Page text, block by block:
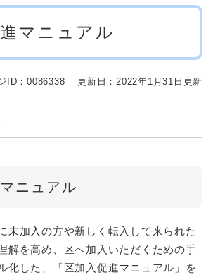
マニュアル
ID：0086338 更新日：2022年1月31日更新
ニュアル
未加入の方や新しく転入して来られた
解を高め、区へ加入いただくための手
化した、「区加入促進マニュアル」を